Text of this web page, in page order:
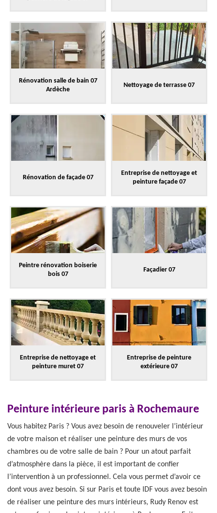
Rénovation salle de bain 07
Ardèche
Nettoyage de terrasse 07
Rénovation de façade 07
Entreprise de nettoyage et
peinture façade 07
Peintre rénovation boiserie
bois 07
Façadier 07
Entreprise de nettoyage et
peinture muret 07
Entreprise de peinture
extérieure 07
Peinture intérieure paris à Rochemaure
Vous habitez Paris ? Vous avez besoin de renouveler l’intérieur
de votre maison et réaliser une peinture des murs de vos
chambres ou de votre salle de bain ? Pour un atout parfait
d’atmosphère dans la pièce, il est important de confier
l’intervention à un professionnel. Cela vous permet d’avoir ce
dont vous avez besoin. Si sur Paris et toute IDF vous avez besoin
de réaliser une peinture des murs intérieurs, Rudy Renov est